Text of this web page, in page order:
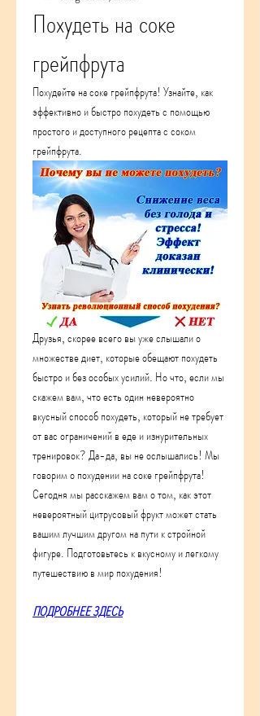
Похудеть на соке
грейпфрута
Похудейте на соке грейпфрута! Узнайте, как
эффективно и быстро похудеть с помощью
простого и доступного рецепта с соком
грейпфрута.
Друзья, скорее всего вы уже слышали о
множестве диет, которые обещают похудеть
быстро и без особых усилий. Но что, если мы
скажем вам, что есть один невероятно
вкусный способ похудеть, который не требует
от вас ограничений в еде и изнурительных
тренировок? Да-да, вы не ослышались! Мы
говорим о похудении на соке грейпфрута!
Сегодня мы расскажем вам о том, как этот
невероятный цитрусовый фрукт может стать
вашим лучшим другом на пути к стройной
фигуре. Подготовьтесь к вкусному и легкому
путешествию в мир похудения!
ПОДРОБНЕЕ ЗДЕСЬ